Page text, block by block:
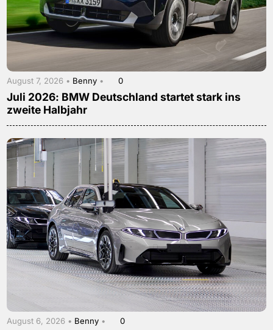
August 7, 2026 • Benny • 0
Juli 2026: BMW Deutschland startet stark ins
zweite Halbjahr
August 6, 2026 • Benny • 0